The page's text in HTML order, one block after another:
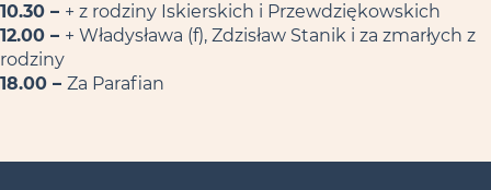
10.30 – + z rodziny Iskierskich i Przewdziękowskich
12.00 – + Władysława (f), Zdzisław Stanik i za zmarłych z
rodziny
18.00 – Za Parafian